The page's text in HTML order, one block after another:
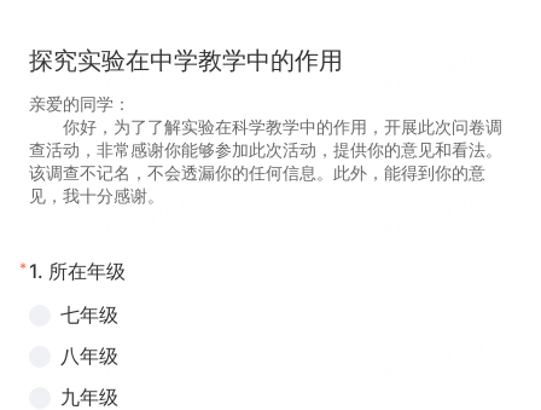
探究实验在中学教学中的作用
亲爱的同学：
你好，为了了解实验在科学教学中的作用，开展此次问卷调
查活动，非常感谢你能够参加此次活动，提供你的意见和看法。
该调查不记名，不会透漏你的任何信息。此外，能得到你的意
见，我十分感谢。
* 1. 所在年级
七年级
八年级
九年级